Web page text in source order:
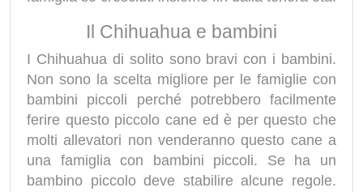
Il Chihuahua e bambini
I Chihuahua di solito sono bravi con i bambini.
Non sono la scelta migliore per le famiglie con
bambini piccoli perché potrebbero facilmente
ferire questo piccolo cane ed è per questo che
molti allevatori non venderanno questo cane a
una famiglia con bambini piccoli. Se ha un
bambino piccolo deve stabilire alcune regole.